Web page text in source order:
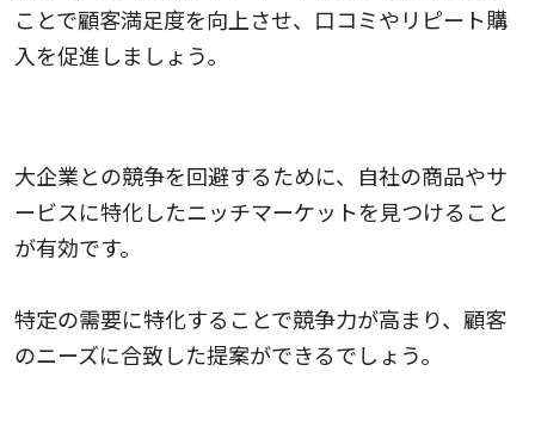
ことで顧客満足度を向上させ、口コミやリピート購
入を促進しましょう。
大企業との競争を回避するために、自社の商品やサ
ービスに特化したニッチマーケットを見つけること
が有効です。
特定の需要に特化することで競争力が高まり、顧客
のニーズに合致した提案ができるでしょう。